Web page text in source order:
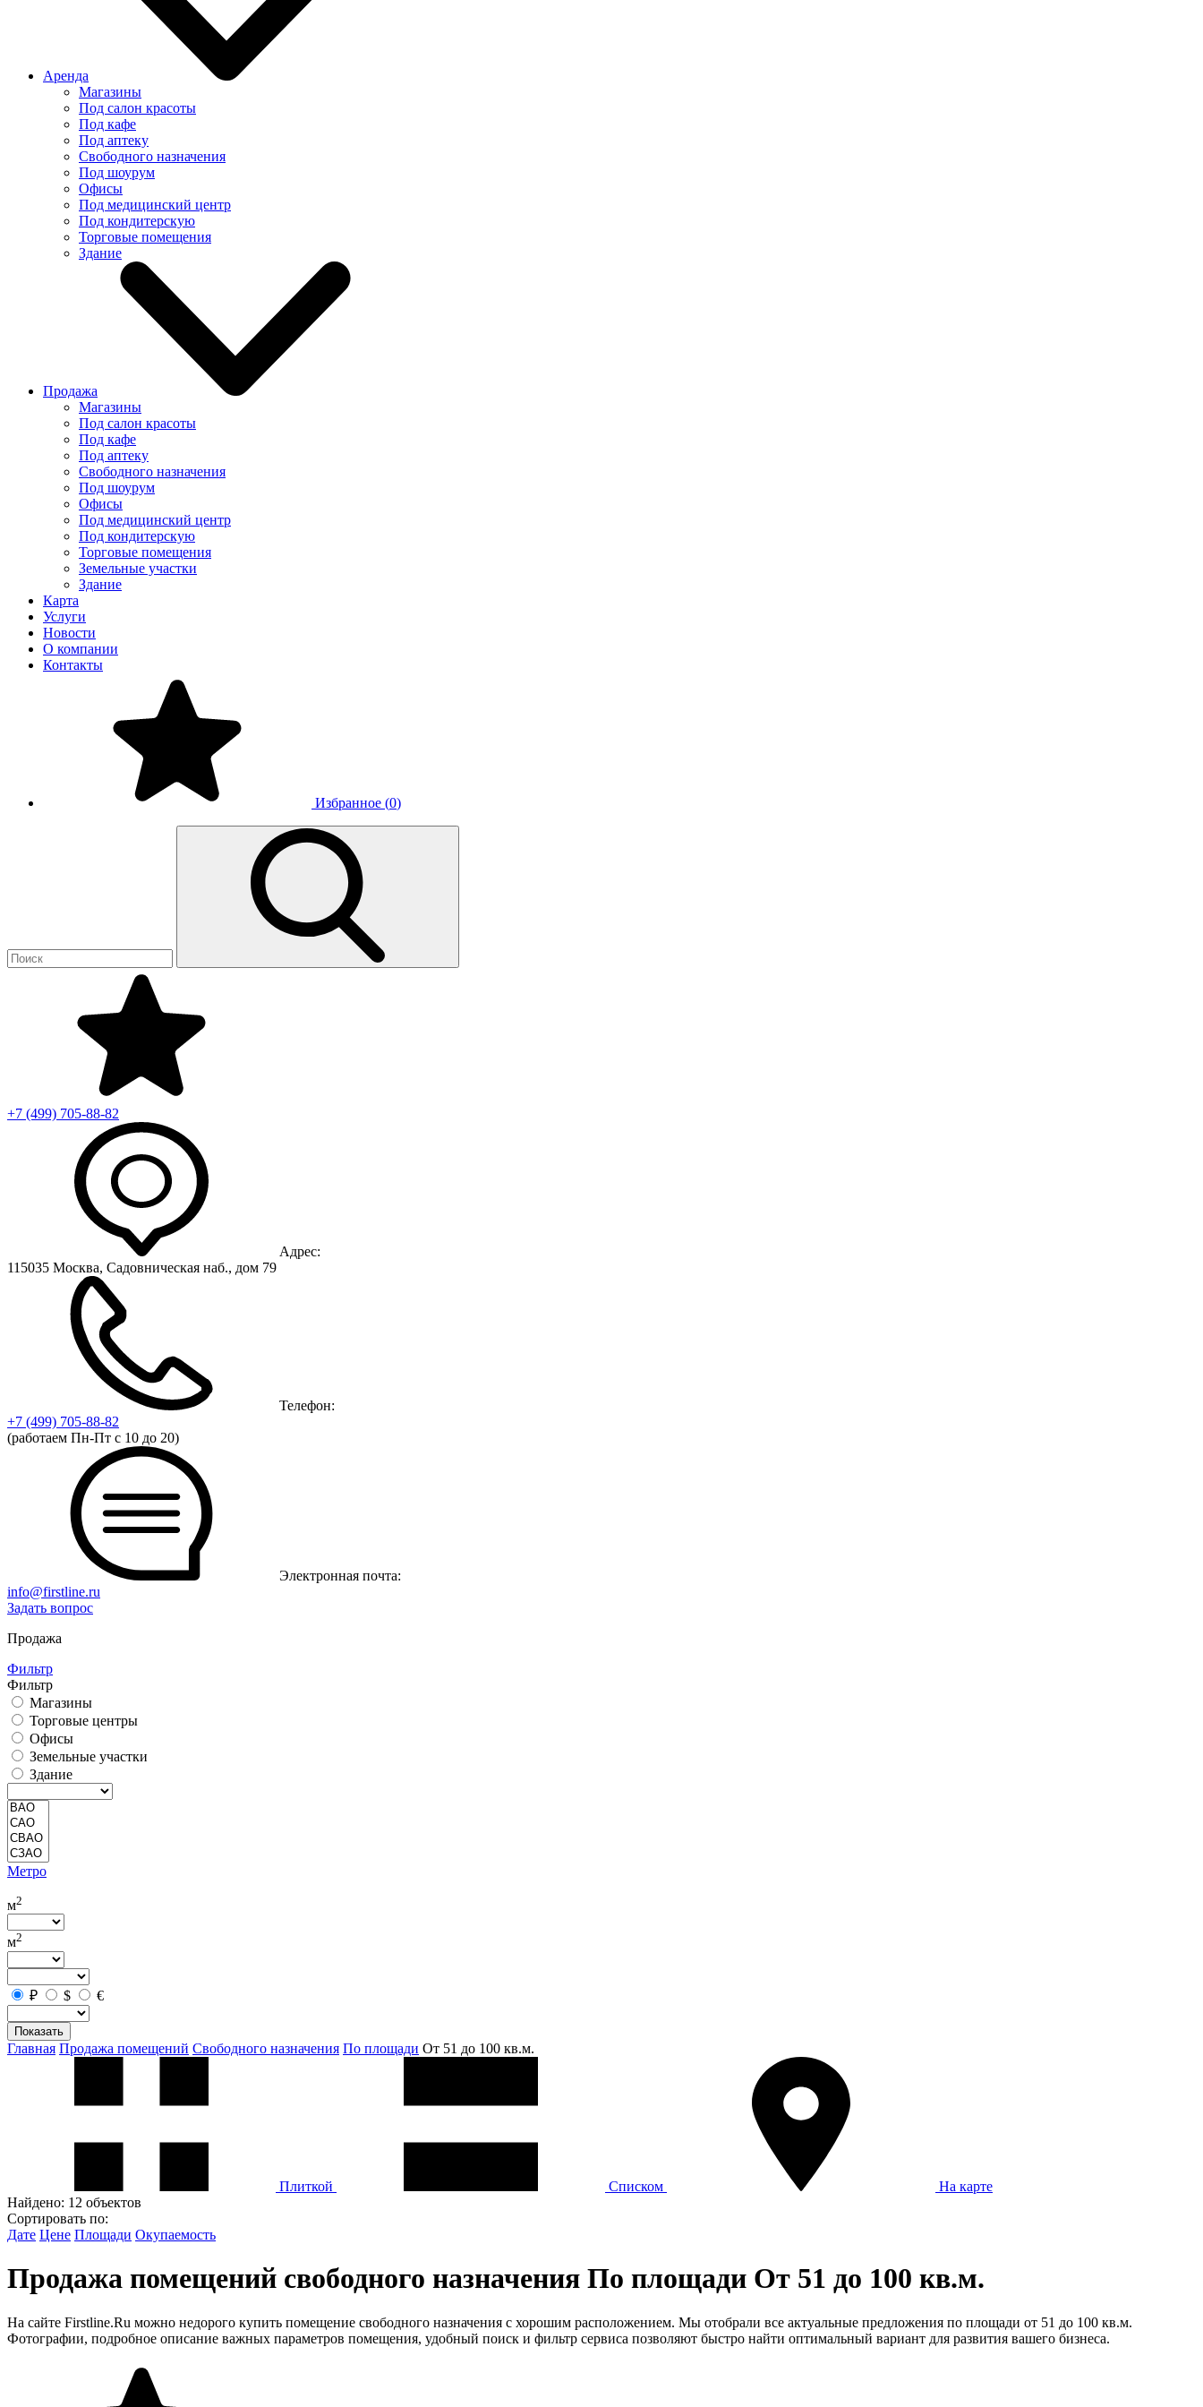
Аренда
Магазины
Под салон красоты
Под кафе
Под аптеку
Свободного назначения
Под шоурум
Офисы
Под медицинский центр
Под кондитерскую
Торговые помещения
Здание
Продажа
Магазины
Под салон красоты
Под кафе
Под аптеку
Свободного назначения
Под шоурум
Офисы
Под медицинский центр
Под кондитерскую
Торговые помещения
Земельные участки
Здание
Карта
Услуги
Новости
О компании
Контакты
Избранное (0)
+7 (499) 705-88-82
Адрес:
115035 Москва, Садовническая наб., дом 79
Телефон:
+7 (499) 705-88-82
(работаем Пн-Пт с 10 до 20)
Электронная почта:
info@firstline.ru
Задать вопрос
Продажа
Фильтр
Фильтр
Магазины
Торговые центры
Офисы
Земельные участки
Здание
Метро
м2
м2
₽ $ €
Показать
Главная Продажа помещений Свободного назначения По площади От 51 до 100 кв.м.
Плиткой Списком
На карте
Найдено: 12 объектов
Сортировать по:
Дате Цене Площади Окупаемость
Продажа помещений свободного назначения По площади От 51 до 100 кв.м.
На сайте Firstline.Ru можно недорого купить помещение свободного назначения с хорошим расположением. Мы отобрали все актуальные предложения по площади от 51 до 100 кв.м.
Фотографии, подробное описание важных параметров помещения, удобный поиск и фильтр сервиса позволяют быстро найти оптимальный вариант для развития вашего бизнеса.